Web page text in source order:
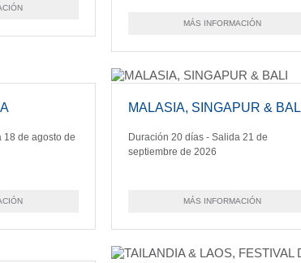
MÁS INFORMACIÓN
18 de agosto de
MALASIA, SINGAPUR & BALI
Duración 20 días - Salida 21 de
septiembre de 2026
MÁS INFORMACIÓN